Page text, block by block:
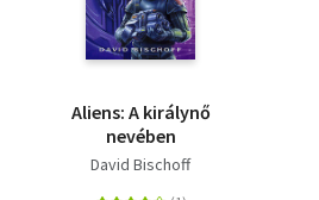
Aliens: A királynő
nevében
David Bischoff